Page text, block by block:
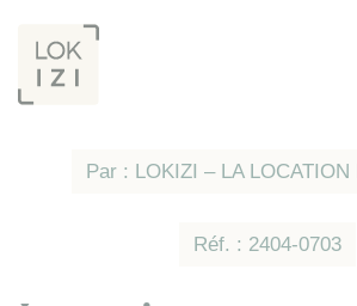
Réf. : 2404-0703
Par : LOKIZI – LA LOCATION